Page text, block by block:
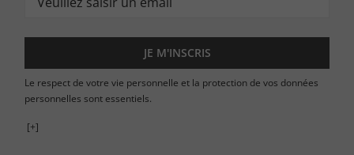
JE M'INSCRIS
Le respect de votre vie personnelle et la protection de vos données
personnelles sont essentiels.
[+]